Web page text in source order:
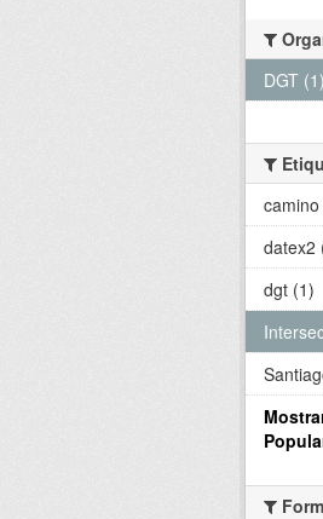
DGT (1)
datex2
dgt (1)